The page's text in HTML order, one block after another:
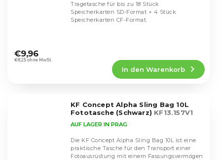
durchschnittliche
Produktbewertung
€8,23 ohne MwSt.
€9,96
In den Warenkorb
Tragetasche für bis zu 18 Stück
Speicherkarten SD-Format + 4 Stück
Speicherkarten CF-Format.
KF Concept Alpha Sling Bag 10L
Fototasche (Schwarz) KF13.157V1
AUF LAGER IN PRAG
Die KF Concept Alpha Sling Bag 10L ist eine
praktische Tasche für den Transport einer
Fotoausrüstung mit einem Fassungsvermögen